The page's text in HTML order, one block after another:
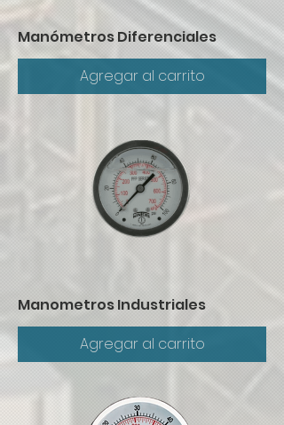
Manómetros Diferenciales
Agregar al carrito
Manometros Industriales
Agregar al carrito